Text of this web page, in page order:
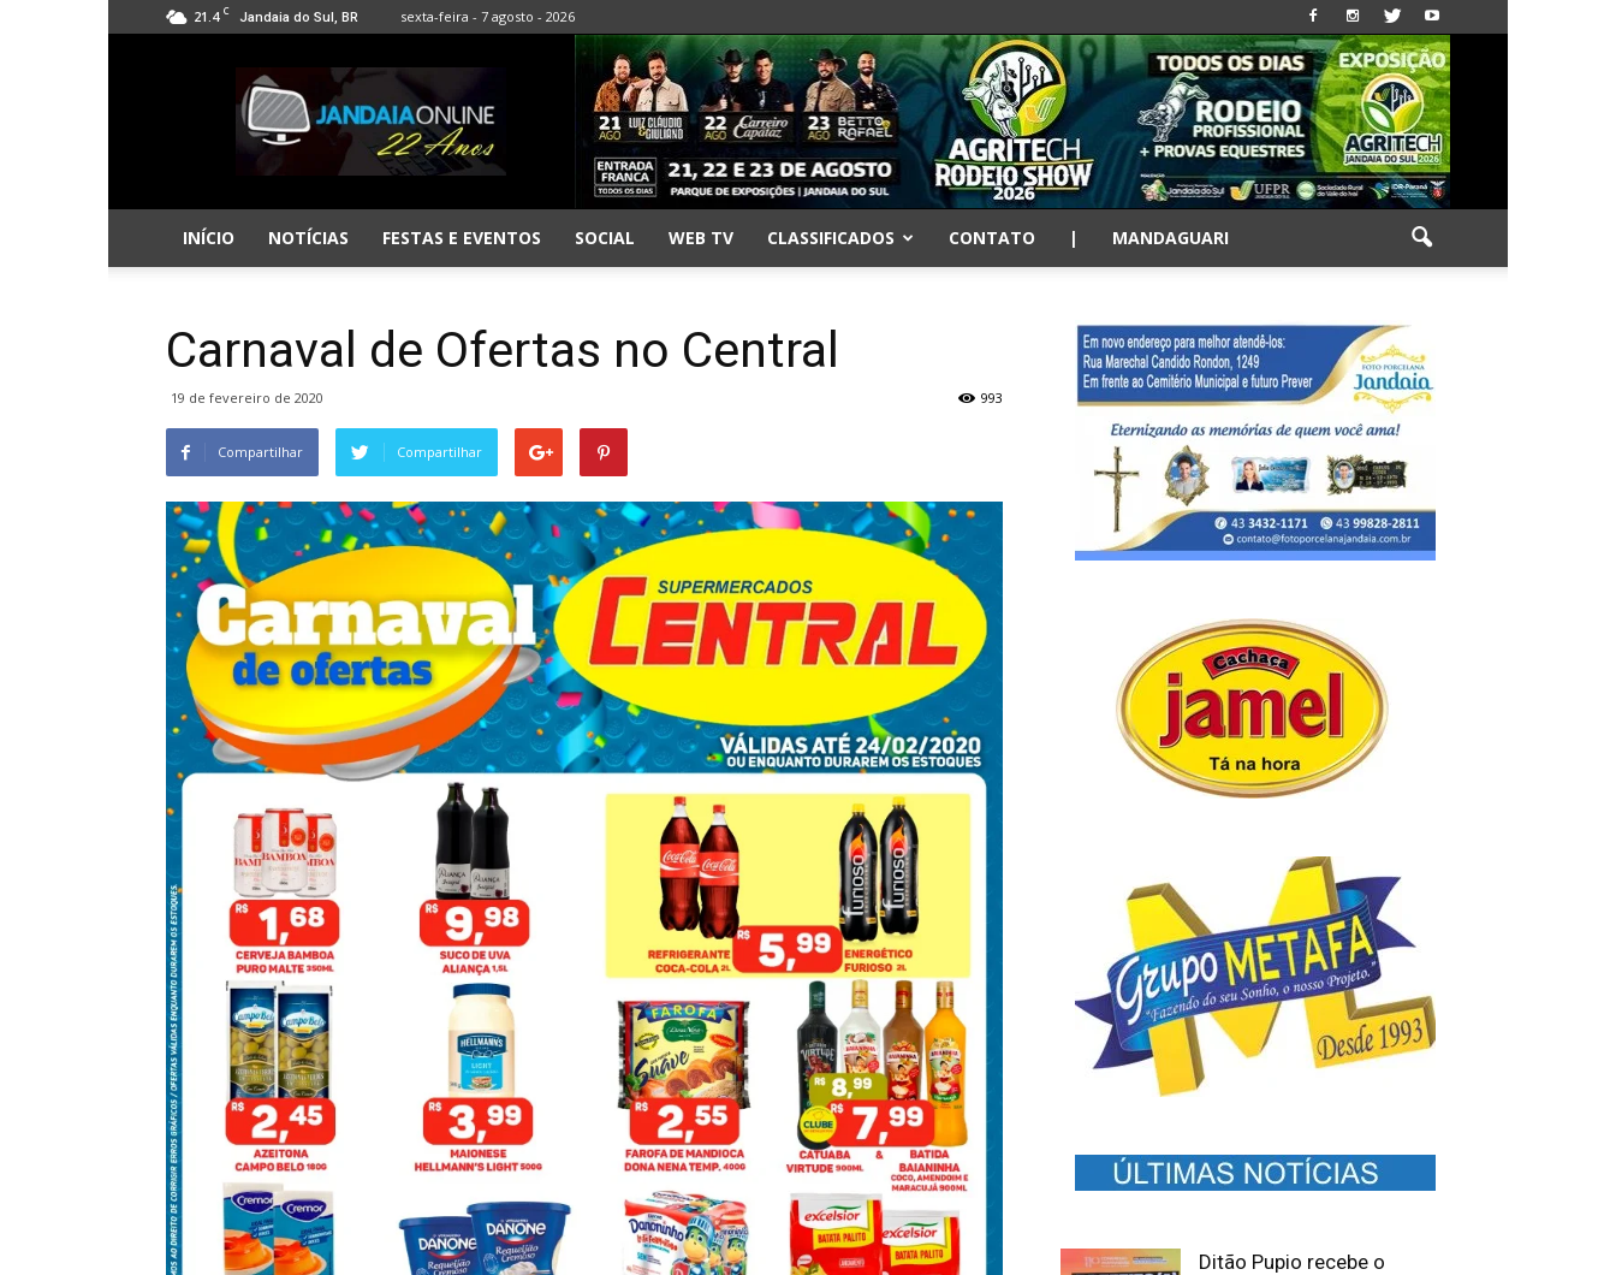
21.4 C Jandaia do Sul, BR sexta-feira - 7 agosto - 2026
Jandaia
Online
INÍCIO NOTÍCIAS FESTAS E EVENTOS SOCIAL WEB TV CLASSIFICADOS CONTATO | MANDAGUARI
Carnaval de Ofertas no Central
19 de fevereiro de 2020 993
Compartilhar Compartilhar
Ditão Pupio recebe o